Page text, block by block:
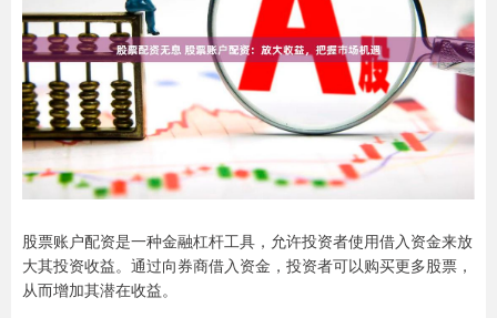
股票账户配资是一种金融杠杆工具，允许投资者使用借入资金来放
大其投资收益。通过向券商借入资金，投资者可以购买更多股票，
从而增加其潜在收益。